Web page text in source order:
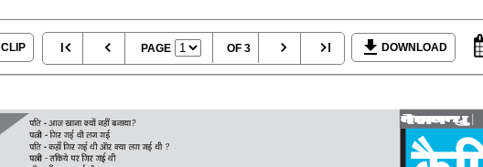
CLIP PAGE OF 3 DOWNLOAD